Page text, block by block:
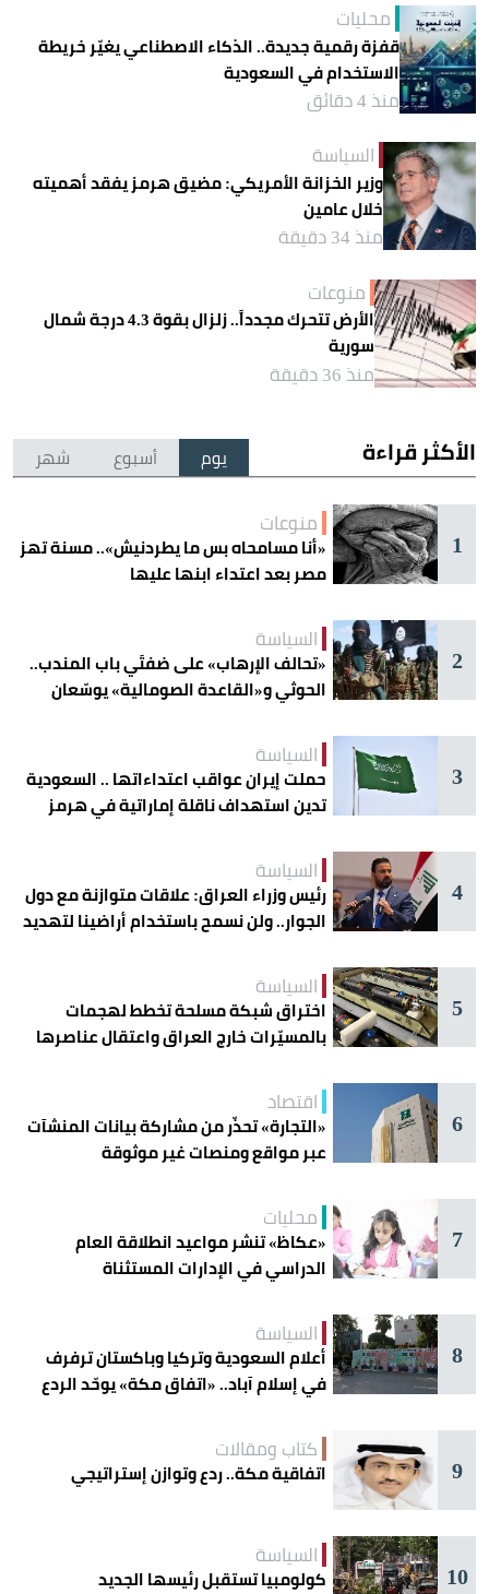
محليات
قفزة رقمية جديدة.. الذكاء الاصطناعي يغيّر خريطة
الاستخدام في السعودية
منذ 4 دقائق
السياسة
وزير الخزانة الأمريكي: مضيق هرمز يفقد أهميته
خلال عامين
منذ 34 دقيقة
منوعات
الأرض تتحرك مجدداً.. زلزال بقوة 4.3 درجة شمال
سورية
منذ 36 دقيقة
الأكثر قراءة يوم أسبوع شهر
1
منوعات
«أنا مسامحاه بس ما يطردنيش».. مسنة تهز
مصر بعد اعتداء ابنها عليها
2
السياسة
«تحالف الإرهاب» على ضفتَي باب المندب..
الحوثي و«القاعدة الصومالية» يوسّعان
3
السياسة
حملت إيران عواقب اعتداءاتها .. السعودية
تدين استهداف ناقلة إماراتية في هرمز
4
السياسة
رئيس وزراء العراق: علاقات متوازنة مع دول
الجوار.. ولن نسمح باستخدام أراضينا لتهديد
5
السياسة
اختراق شبكة مسلحة تخطط لهجمات
بالمسيّرات خارج العراق واعتقال عناصرها
6
اقتصاد
«التجارة» تحذّر من مشاركة بيانات المنشآت
عبر مواقع ومنصات غير موثوقة
7
محليات
«عكاظ» تنشر مواعيد انطلاقة العام
الدراسي في الإدارات المستثناة
8
السياسة
أعلام السعودية وتركيا وباكستان ترفرف
في إسلام آباد.. «اتفاق مكة» يوحّد الردع
9
كتاب ومقالات
اتفاقية مكة.. ردع وتوازن إستراتيجي
10
السياسة
كولومبيا تستقبل رئيسها الجديد